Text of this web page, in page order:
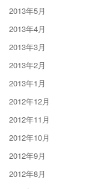
2013年5月
2013年4月
2013年3月
2013年2月
2013年1月
2012年12月
2012年11月
2012年10月
2012年9月
2012年8月